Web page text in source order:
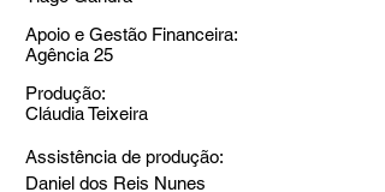
Apoio e Gestão Financeira:
Agência 25
Produção:
Cláudia Teixeira
Assistência de produção:
Daniel dos Reis Nunes